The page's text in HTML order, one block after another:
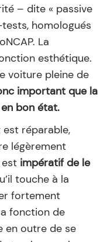
– dite « passive
homologués
La
esthétique.
voiture pleine de
important que la
bon état.
est réparable,
légèrement
est impératif de le
touche à la
fortement
fonction de
en outre de se